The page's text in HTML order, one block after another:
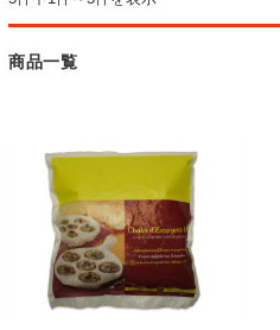
商品一覧